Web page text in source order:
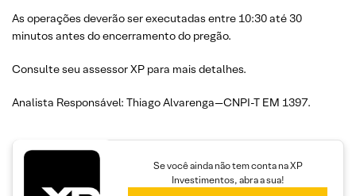
As operações deverão ser executadas entre 10:30 até 30
minutos antes do encerramento do pregão.
Consulte seu assessor XP para mais detalhes.
Analista Responsável: Thiago Alvarenga—CNPI-T EM 1397.
Se você ainda não tem conta na XP
Investimentos, abra a sua!